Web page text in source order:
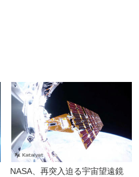
NASA、再突入迫る宇宙望遠鏡